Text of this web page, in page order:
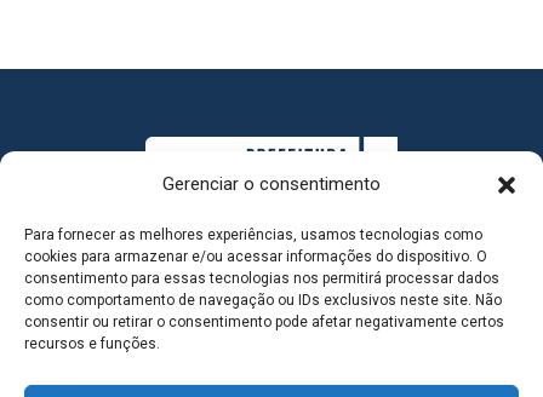
Gerenciar o consentimento
Para fornecer as melhores experiências, usamos tecnologias como
cookies para armazenar e/ou acessar informações do dispositivo. O
consentimento para essas tecnologias nos permitirá processar dados
como comportamento de navegação ou IDs exclusivos neste site. Não
consentir ou retirar o consentimento pode afetar negativamente certos
recursos e funções.
MAPA DO SITE